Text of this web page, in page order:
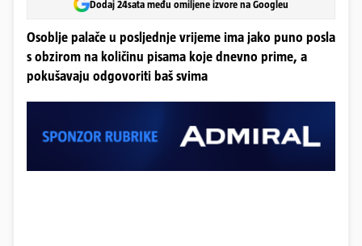
Dodaj 24sata među omiljene izvore na Googleu
Osoblje palače u posljednje vrijeme ima jako puno posla
s obzirom na količinu pisama koje dnevno prime, a
pokušavaju odgovoriti baš svima